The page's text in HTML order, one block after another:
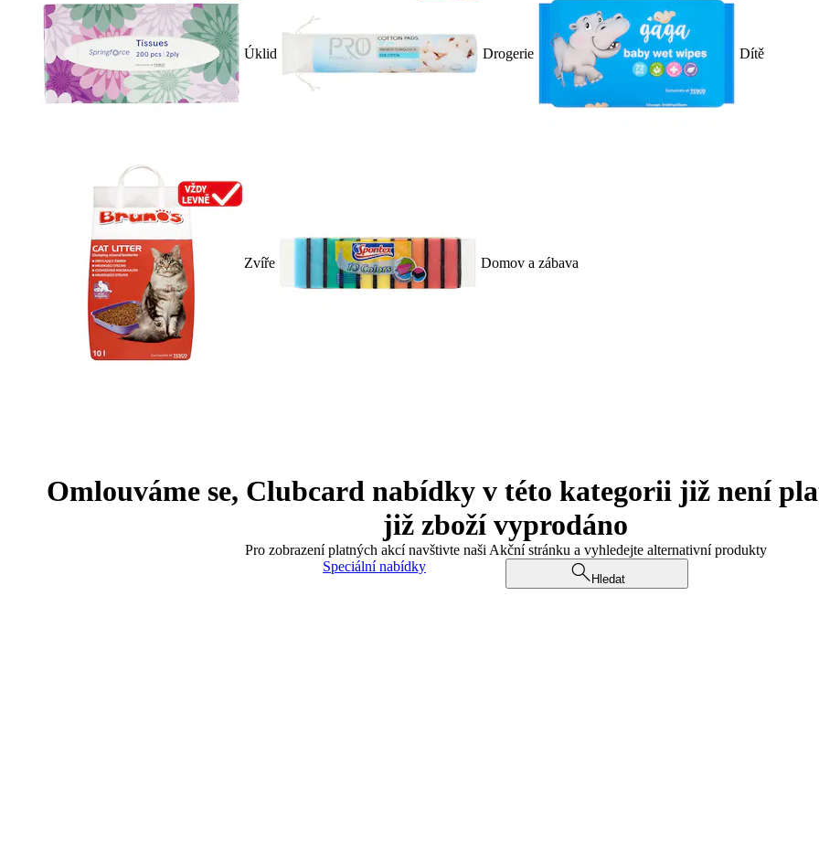
Úklid Drogerie Dítě
Zvíře Domov a zábava
Omlouváme se, Clubcard nabídky v této kategorii již není
již zboží vyprodáno
Pro zobrazení platných akcí navštivte naši Akční stránku a vyhledejte alternativní produkty
Speciální nabídky
Hledat